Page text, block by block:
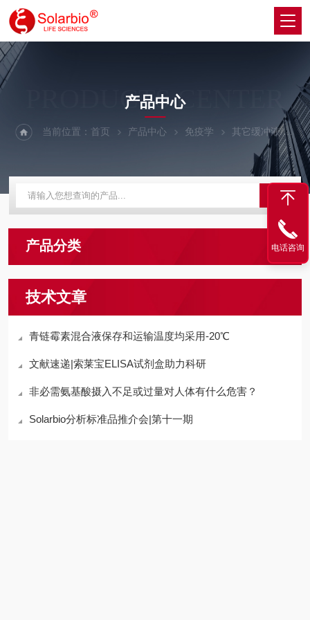
PRODUCTS CENTER
产品中心
当前位置：首页 产品中心 免疫学 其它缓冲液/试剂
产品分类
技术文章
青链霉素混合液保存和运输温度均采用-20℃
文献速递|索莱宝ELISA试剂盒助力科研
非必需氨基酸摄入不足或过量对人体有什么危害？
Solarbio分析标准品推介会|第十一期
电话咨询